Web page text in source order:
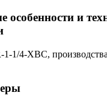
особенности и
1/4-XBC,